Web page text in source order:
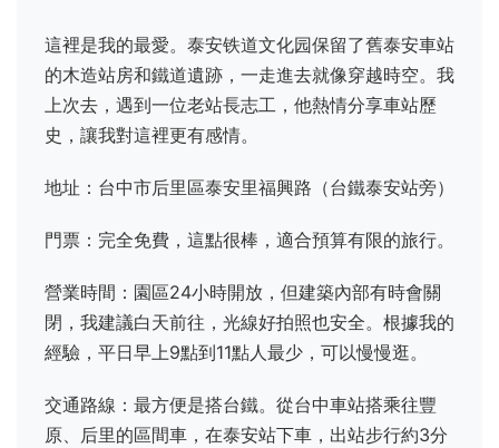
這裡是我的最愛。泰安铁道文化园保留了舊泰安車站
的木造站房和鐵道遺跡，一走進去就像穿越時空。我
上次去，遇到一位老站長志工，他熱情分享車站歷
史，讓我對這裡更有感情。
地址：台中市后里區泰安里福興路（台鐵泰安站旁）
門票：完全免費，這點很棒，適合預算有限的旅行。
營業時間：園區24小時開放，但建築內部有時會關
閉，我建議白天前往，光線好拍照也安全。根據我的
經驗，平日早上9點到11點人最少，可以慢慢逛。
交通路線：最方便是搭台鐵。從台中車站搭乘往豐
原、后里的區間車，在泰安站下車，出站步行約3分